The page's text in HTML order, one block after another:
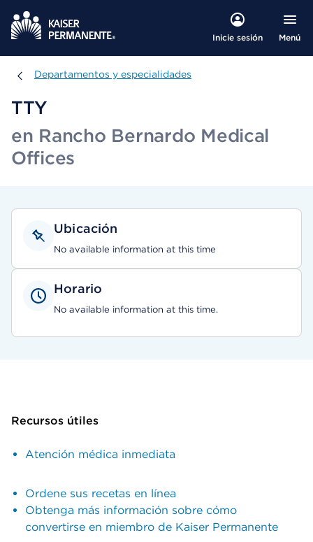
Inicie sesión Menú
Departamentos y especialidades
Departamentos y especialidades
TTY
en Rancho Bernardo Medical
Offices
Ubicación
No available information at this time
Horario
No available information at this time.
Recursos útiles
Atención médica inmediata
Ordene sus recetas en línea
Obtenga más información sobre cómo
convertirse en miembro de Kaiser Permanente